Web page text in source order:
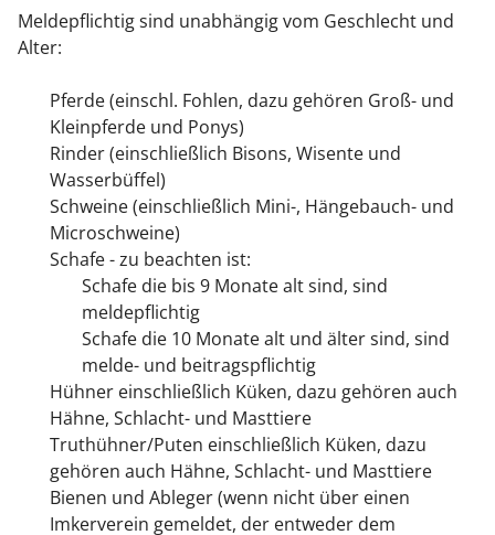
Meldepflichtig sind unabhängig vom Geschlecht und
Alter:
Pferde (einschl. Fohlen, dazu gehören Groß- und
Kleinpferde und Ponys)
Rinder(einschließlich Bisons, Wisente und
Wasserbüffel)
Schweine(einschließlich Mini-, Hängebauch- und
Microschweine)
Schafe - zu beachten ist:
Schafe die bis 9 Monate alt sind, sind
meldepflichtig
Schafe die 10 Monate alt und älter sind, sind
melde- und beitragspflichtig
Hühnereinschließlich Küken, dazu gehören auch
Hähne, Schlacht- und Masttiere
Truthühner/Puten einschließlich Küken, dazu
gehören auch Hähne, Schlacht- und Masttiere
Bienen und Ableger(wenn nicht über einen
Imkerverein gemeldet, der entweder dem